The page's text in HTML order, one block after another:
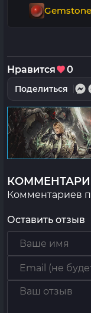
Нравится 0
Поделиться
Комментариев
Оставить отзыв